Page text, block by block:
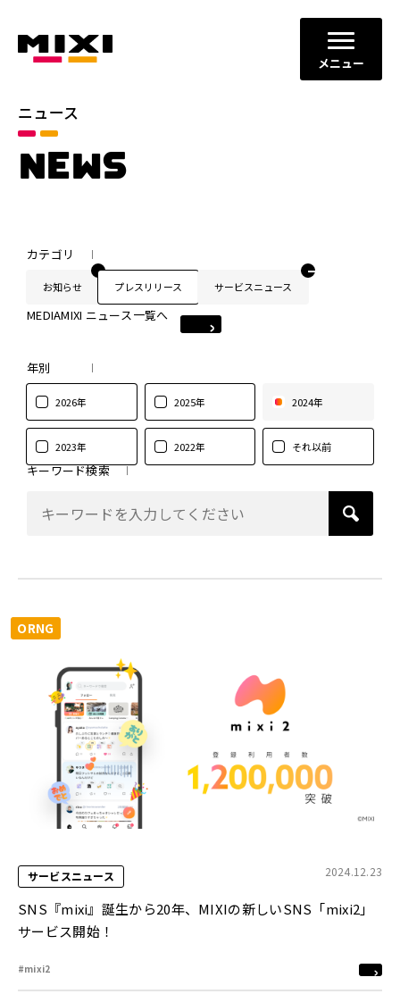
メニュー
ニュース
NEWS
カテゴリ
お知らせ プレスリリース サービスニュース
MEDIAMIXI ニュース一覧へ
年別
2026年 2025年 2024年
2023年 2022年 それ以前
キーワード検索
ORNG
サービスニュース 2024.12.23
SNS『mixi』誕生から20年、MIXIの新しいSNS「mixi2」
サービス開始！
#mixi2